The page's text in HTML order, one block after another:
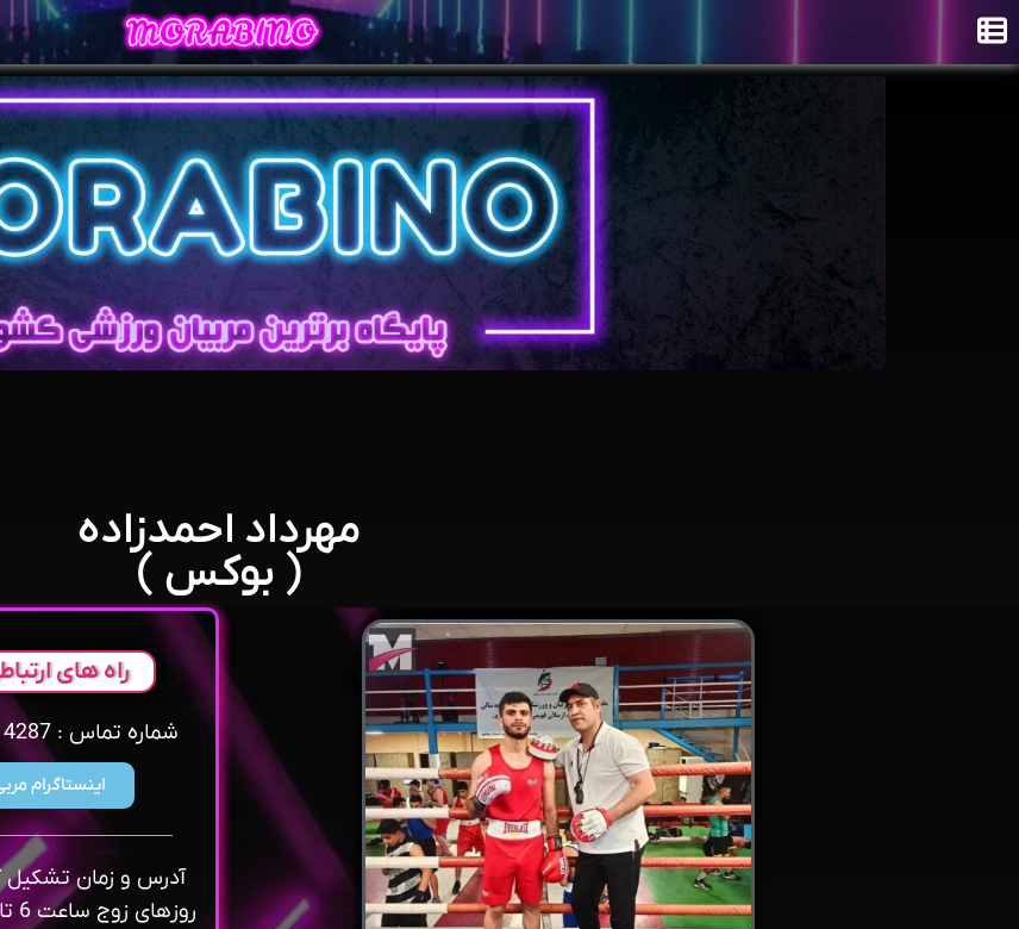
مهرداد احمدزاده
( بوکس )
راه های
شماره تماس : 09173714287
اینستاگرام
آدرس و زمان تشکیل